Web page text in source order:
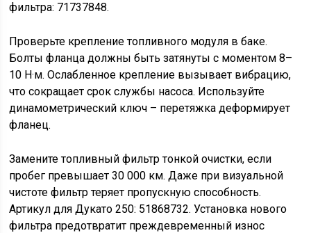
фильтра: 71737848.
Проверьте крепление топливного модуля в баке.
Болты фланца должны быть затянуты с моментом 8–
10 Н·м. Ослабленное крепление вызывает вибрацию,
что сокращает срок службы насоса. Используйте
динамометрический ключ – перетяжка деформирует
фланец.
Замените топливный фильтр тонкой очистки, если
пробег превышает 30 000 км. Даже при визуальной
чистоте фильтр теряет пропускную способность.
Артикул для Дукато 250: 51868732. Установка нового
фильтра предотвратит преждевременный износ